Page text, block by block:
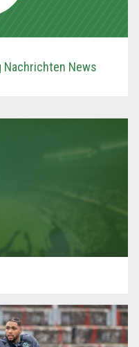
Nachrichten News